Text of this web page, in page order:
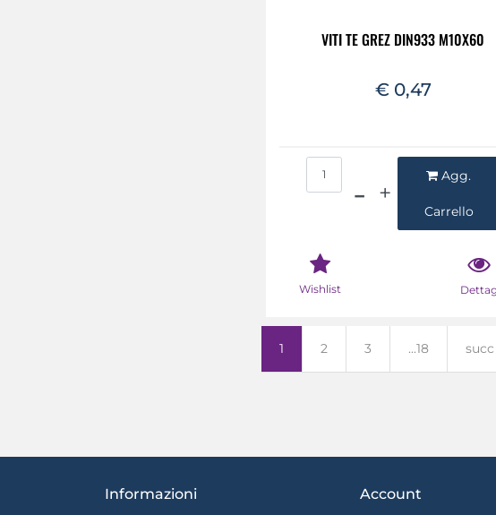
VITI TE GREZ DIN933 M10X60
€ 0,47
Agg.
Carrello
Wishlist
1 2 3 ...18 succ
Informazioni Account